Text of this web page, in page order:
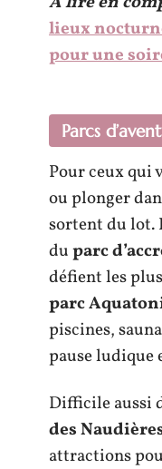
lieux
pour une
Parcs
Pour ceux qui
ou plonger
sortent du lot.
duparc
défient les
parc
piscines,
pause ludique
Difficile aussi
des
attractions